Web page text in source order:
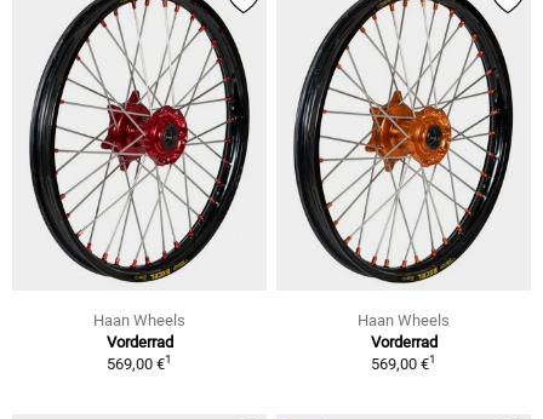
Haan Wheels
Vorderrad
569,00 €1
Haan Wheels
Vorderrad
569,00 €1